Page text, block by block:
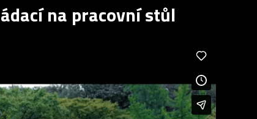
na pracovní stůl